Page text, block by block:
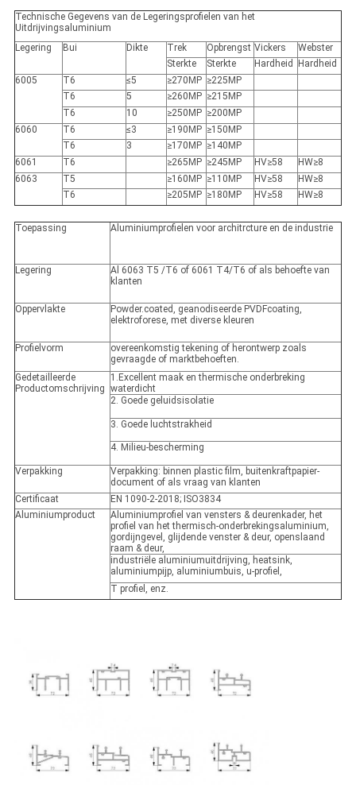
Technische Gegevens van de Legeringsprofielen van het
Uitdrijvingsaluminium
Legering
Bui Dikte Trek Opbrengst Vickers
Webster
Sterkte
Sterkte Hardheid
Hardheid
6005
T6 ≤5 ≥270MP ≥225MP
T6
5 ≥260MP ≥215MP
T6
10 ≥250MP ≥200MP
6060
T6 ≤3 ≥190MP ≥150MP
T6
3 ≥170MP ≥140MP
6061
T6 ≥265MP ≥245MP HV≥58
HW≥8
6063
T5 ≥160MP ≥110MP HV≥58
HW≥8
T6
≥205MP ≥180MP HV≥58 HW≥8
Toepassing Aluminiumprofielen voor architrcture en de industrie
Legering
Al 6063 T5 /T6 of 6061 T4/T6 of als behoefte van
klanten
Oppervlakte
Powder.coated, geanodiseerde PVDFcoating,
elektroforese, met diverse kleuren
Profielvorm
overeenkomstig tekening of herontwerp zoals
gevraagde of marktbehoeften.
Gedetailleerde
Productomschrijving
1.Excellent maak en thermische onderbreking
waterdicht
2. Goede geluidsisolatie
3. Goede luchtstrakheid
4. Milieu-bescherming
Verpakking
Verpakking: binnen plastic film, buitenkraftpapier-
document of als vraag van klanten
Certificaat
EN 1090-2-2018; ISO3834
Aluminiumproduct
Aluminiumprofiel van vensters & deurenkader, het
profiel van het thermisch-onderbrekingsaluminium,
gordijngevel, glijdende venster & deur, openslaand
raam & deur,
industriële aluminiumuitdrijving, heatsink,
aluminiumpijp, aluminiumbuis, u-profiel,
T profiel, enz.